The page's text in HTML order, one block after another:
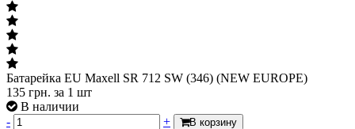
Батарейка EU Maxell SR 712 SW (346) (NEW EUROPE)
135 грн. за 1 шт
В наличии
-
+ В корзину